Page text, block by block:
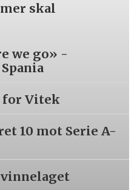
skal
we go» -
for Vitek
10 mot Serie A-